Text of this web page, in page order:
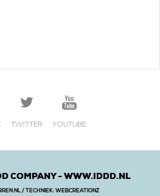
TWITTER YOUTUBE
COMPANY -WWW.IDDD.NL
/ TECHNIEK:WEBCREATIONZ